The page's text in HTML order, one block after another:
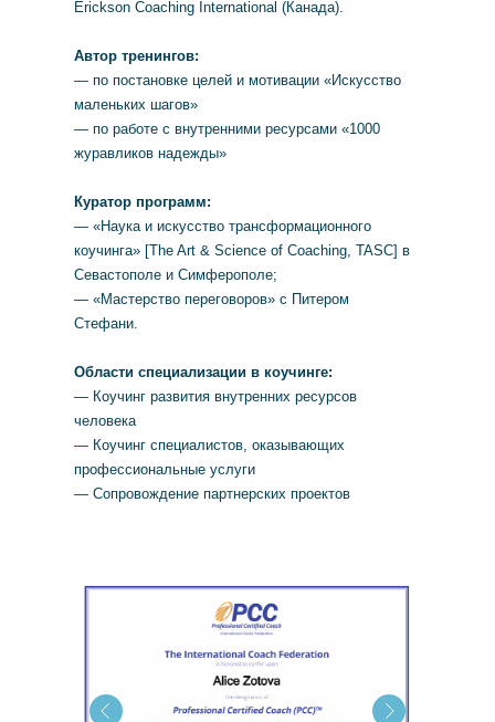
Erickson Coaching International (Канада).
Автор тренингов:
— по постановке целей и мотивации «Искусство
маленьких шагов»
— по работе с внутренними ресурсами «1000
журавликов надежды»
Куратор программ:
— «Наука и искусство трансформационного
коучинга» [The Art & Science of Coaching, TASC] в
Севастополе и Симферополе;
— «Мастерство переговоров» с Питером
Стефани.
Области специализации в коучинге:
— Коучинг развития внутренних ресурсов
человека
— Коучинг специалистов, оказывающих
профессиональные услуги
— Сопровождение партнерских проектов